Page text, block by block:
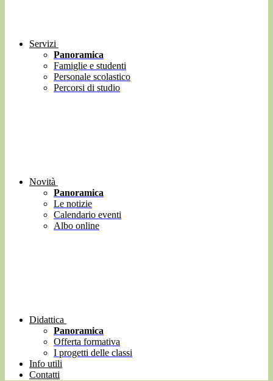
Servizi
Panoramica
Famiglie e studenti
Personale scolastico
Percorsi di studio
Novità
Panoramica
Le notizie
Calendario eventi
Albo online
Didattica
Panoramica
Offerta formativa
I progetti delle classi
Info utili
Contatti